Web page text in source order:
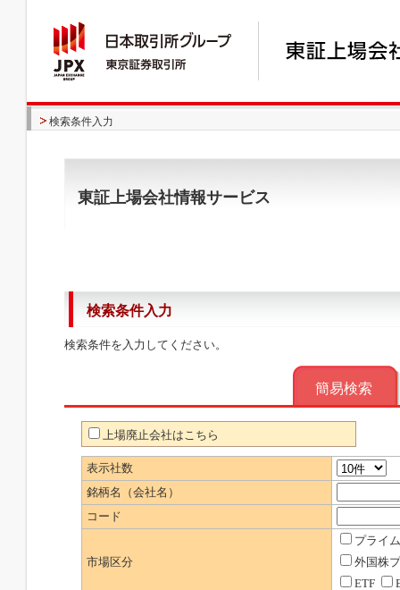
検索条件入力
東証上場会社情報サービス
検索条件入力
検索条件を入力してください。
簡易検索
上場廃止会社はこちら
表示社数
銘柄名（会社名）
コード
市場区分
プライム
外国株
ETF